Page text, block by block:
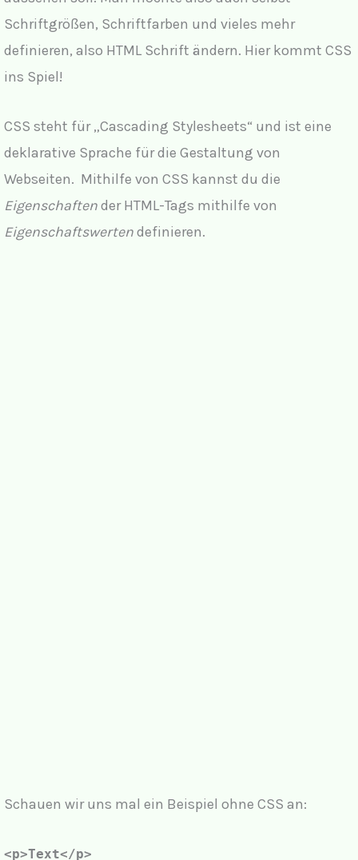
Schriftgrößen, Schriftfarben und vieles mehr
definieren, also HTML Schrift ändern. Hier kommt CSS
ins Spiel!
CSS steht für „Cascading Stylesheets“ und ist eine
deklarative Sprache für die Gestaltung von
Webseiten. Mithilfe von CSS kannst du die
Eigenschaftender HTML-Tags mithilfe von
Eigenschaftswertendefinieren.
Schauen wir uns mal ein Beispiel ohne CSS an:
<p>Text</p>